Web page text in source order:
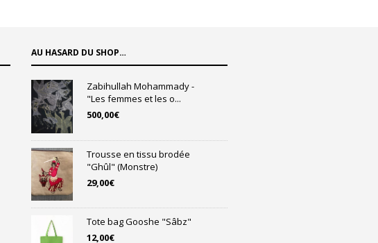
AU HASARD DU SHOP…
Zabihullah Mohammady -
"Les femmes et les o...
500,00€
Trousse en tissu brodée
"Ghûl" (Monstre)
29,00€
Tote bag Gooshe "Sâbz"
12,00€